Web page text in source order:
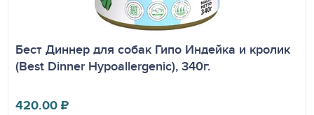
Бест Диннер для собак Гипо Индейка и кролик
(Best Dinner Hypoallergenic), 340г.
420.00₽